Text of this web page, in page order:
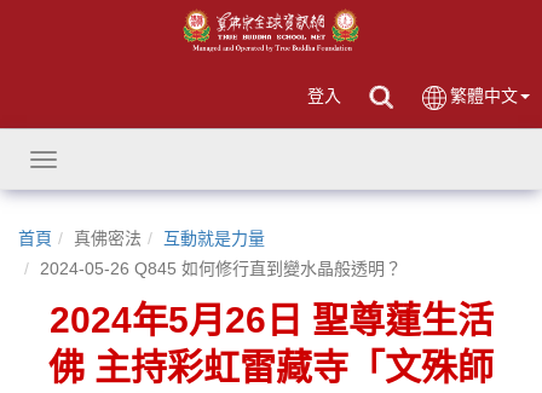
登入 繁體中文
Toggle
navigation
首頁 真佛密法
互動就是力量
2024-05-26 Q845 如何修行直到變水晶般透明？
2024年5月26日 聖尊蓮生活
佛 主持彩虹雷藏寺「文殊師